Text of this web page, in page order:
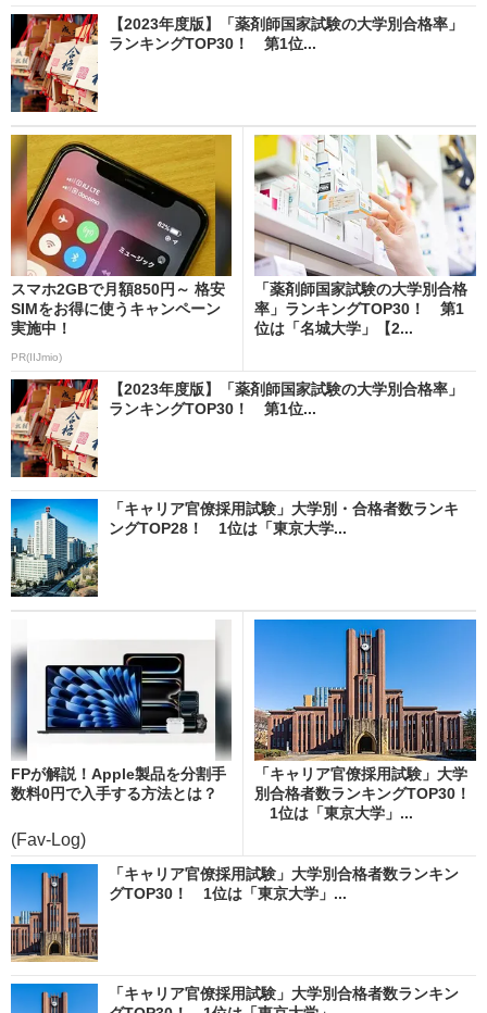
【2023年度版】「薬剤師国家試験の大学別合格率」
ランキングTOP30！ 第1位...
スマホ2GBで月額850円～ 格安
SIMをお得に使うキャンペーン
実施中！
PR(IIJmio)
「薬剤師国家試験の大学別合格
率」ランキングTOP30！ 第1
位は「名城大学」【2...
【2023年度版】「薬剤師国家試験の大学別合格率」
ランキングTOP30！ 第1位...
「キャリア官僚採用試験」大学別・合格者数ランキ
ングTOP28！ 1位は「東京大学...
FPが解説！Apple製品を分割手
数料0円で入手する方法とは？
(Fav-Log)
「キャリア官僚採用試験」大学
別合格者数ランキングTOP30！
1位は「東京大学」...
「キャリア官僚採用試験」大学別合格者数ランキン
グTOP30！ 1位は「東京大学」...
「キャリア官僚採用試験」大学別合格者数ランキン